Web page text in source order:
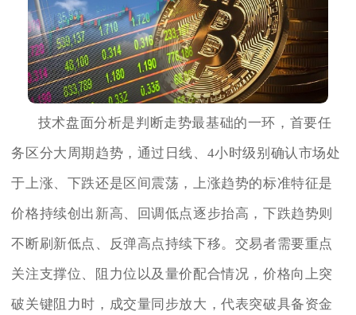
技术盘面分析是判断走势最基础的一环，首要任
务区分大周期趋势，通过日线、4小时级别确认市场处
于上涨、下跌还是区间震荡，上涨趋势的标准特征是
价格持续创出新高、回调低点逐步抬高，下跌趋势则
不断刷新低点、反弹高点持续下移。交易者需要重点
关注支撑位、阻力位以及量价配合情况，价格向上突
破关键阻力时，成交量同步放大，代表突破具备资金